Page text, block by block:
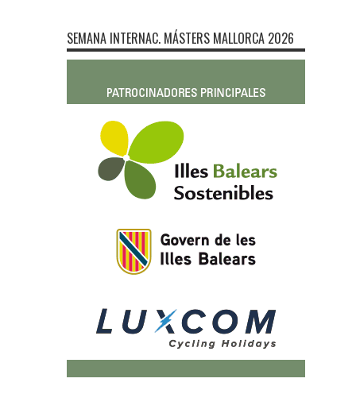
SEMANA INTERNAC. MÁSTERS MALLORCA 2026